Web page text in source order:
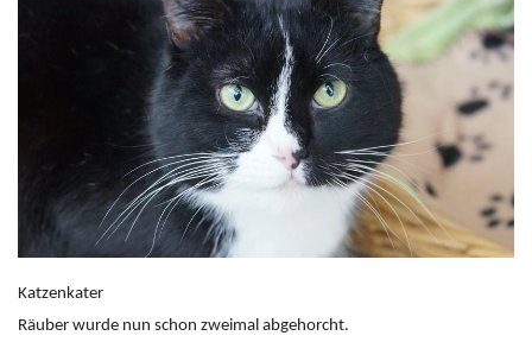
Katzenkater
Räuber wurde nun schon zweimal abgehorcht.